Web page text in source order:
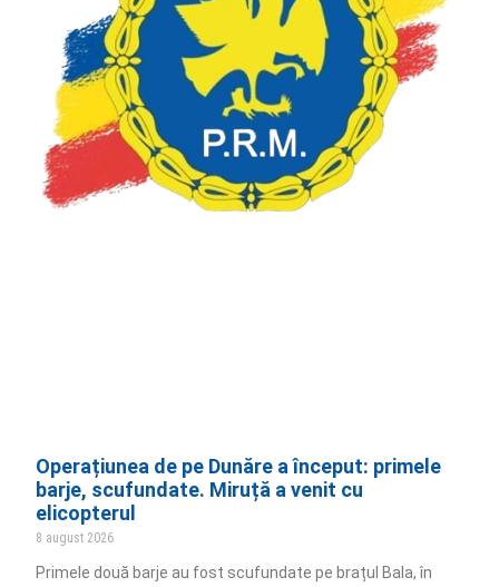
Operațiunea de pe Dunăre a început: primele
barje, scufundate. Miruță a venit cu
elicopterul
8 august 2026
Primele două barje au fost scufundate pe brațul Bala, în